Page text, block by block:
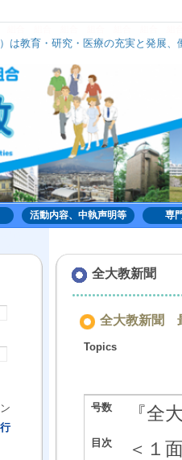
教育・研究・医療の充実と発展、
活動内容、中執声明等 専
全大教新聞
全大教新聞
Topics
号数 『全
目次
＜１